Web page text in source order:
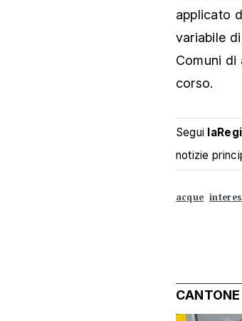
applicato
variabile
Comuni di
corso.
Segui
notizie
acque
CANTONE